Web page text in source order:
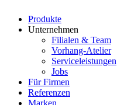
Produkte
Unternehmen
Filialen & Team
Vorhang-Atelier
Serviceleistungen
Jobs
Für Firmen
Referenzen